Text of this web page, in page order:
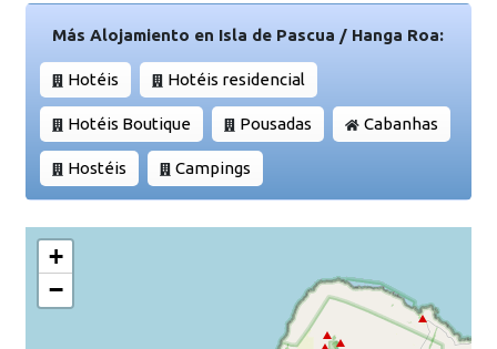
Más Alojamiento en Isla de Pascua / Hanga Roa:
Hotéis Hotéis residencial
Hotéis Boutique Pousadas Cabanhas
Hostéis Campings
+
−